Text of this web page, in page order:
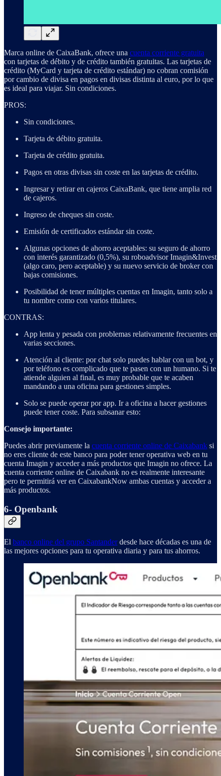
Marca online de CaixaBank, ofrece una cuenta corriente gratuita
con tarjetas de débito y de crédito también gratuitas. Las tarjetas de
crédito (MyCard y tarjeta de crédito estándar) no cobran comisión
por cambio de divisa en pagos en divisas distinta al euro, por lo que
es ideal para viajar. Sin condiciones.
PROS:
Sin condiciones.
Tarjeta de débito gratuita.
Tarjeta de crédito gratuita.
Pagos en otras divisas sin coste en las tarjetas de crédito.
Ingresar y retirar en cajeros CaixaBank, que tiene amplia red
de cajeros.
Ingreso de cheques sin coste.
Emisión de certificados estándar sin coste.
Algunas opciones de ahorro aceptables: su seguro de ahorro
con interés garantizado (0,5%), su roboadvisor Imagin&Invest
(algo caro, pero aceptable) y su nuevo servicio de broker con
bajas comisiones.
Posibilidad de tener múltiples cuentas en Imagin, tanto solo a
tu nombre como con varios titulares.
CONTRAS:
App lenta y pesada con problemas relativamente frecuentes en
varias secciones.
Atención al cliente: por chat solo puedes hablar con un bot, y
por teléfono es complicado que te pasen con un humano. Si te
atiende alguien al final, es muy probable que te acaben
mandando a una oficina para gestiones simples.
Solo se puede operar por app. Ir a oficina a hacer gestiones
puede tener coste. Para subsanar esto:
Consejo importante:
Puedes abrir previamente la cuenta corriente online de Caixabank si
no eres cliente de este banco para poder tener operativa web en tu
cuenta Imagin y acceder a más productos que Imagin no ofrece. La
cuenta corriente online de Caixabank no es realmente interesante
pero te permitirá ver en CaixabankNow ambas cuentas y acceder a
más productos.
6- Openbank
El banco online del grupo Santanderdesde hace décadas es una de
las mejores opciones para tu operativa diaria y para tus ahorros.